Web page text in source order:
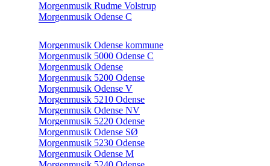
Morgenmusik Rudme Volstrup
Morgenmusik Odense C
Morgenmusik Odense kommune
Morgenmusik 5000 Odense C
Morgenmusik Odense
Morgenmusik 5200 Odense
Morgenmusik Odense V
Morgenmusik 5210 Odense
Morgenmusik Odense NV
Morgenmusik 5220 Odense
Morgenmusik Odense SØ
Morgenmusik 5230 Odense
Morgenmusik Odense M